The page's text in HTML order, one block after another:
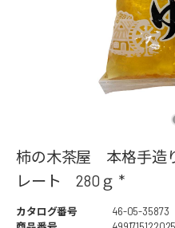
柿の木茶屋 本格手造
レート 280ｇ *
カタログ番号
46-05-35873